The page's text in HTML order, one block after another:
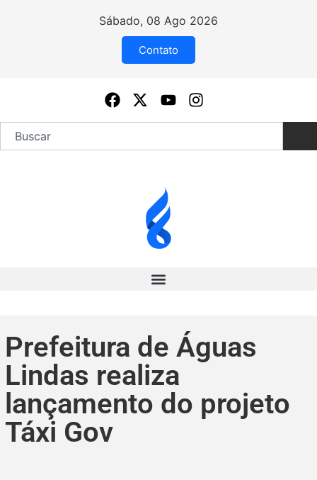
Sábado, 08 Ago 2026
Contato
Prefeitura de Águas
Lindas realiza
lançamento do projeto
Táxi Gov